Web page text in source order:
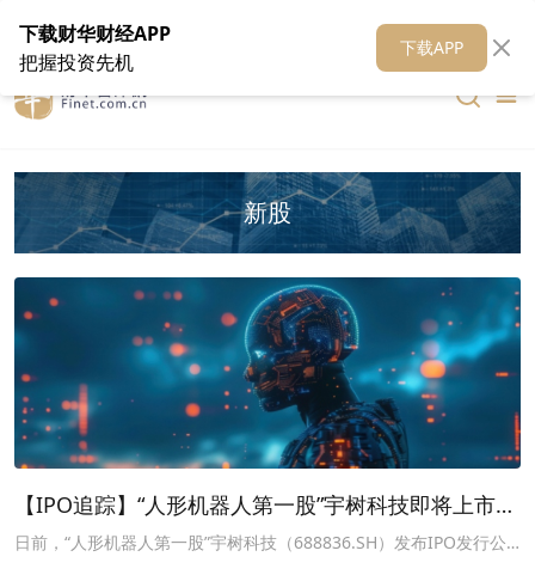
在线客服 关于我们 财华媒体矩阵 财华智库
新股
【IPO追踪】“人形机器人第一股”宇树科技即将上市，
DeepSeek出手！
日前，“人形机器人第一股”宇树科技（688836.SH）发布IPO发行公
下载财华财经APP
把握投资先机
下载APP